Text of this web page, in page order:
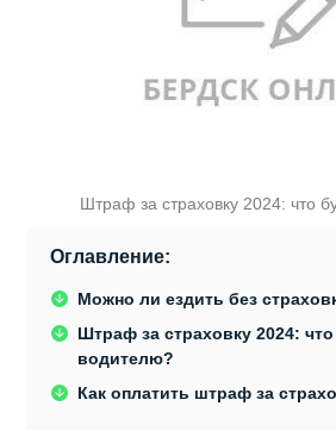
Штраф за страховку 2024: что
Оглавление:
Можно ли ездить без
Штраф за страховку 2024:
водителю?
Как оплатить штраф за